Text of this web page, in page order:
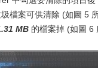
圾檔案可供清除 (如圖 5
MB 的檔案掉 (如圖 6